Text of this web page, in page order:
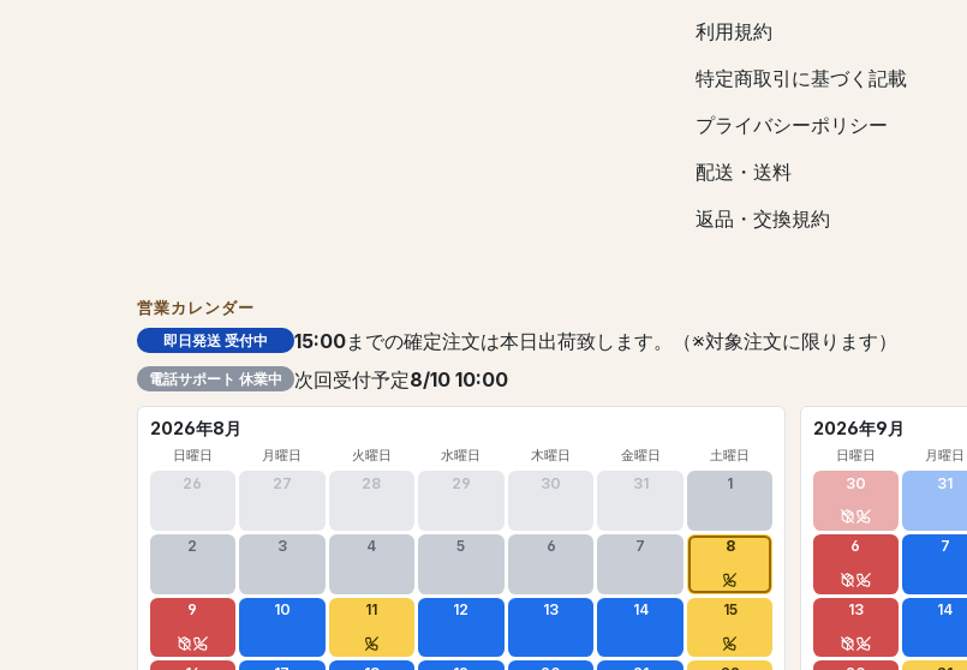
利用規約
特定商取引に基づく記載
プライバシーポリシー
配送・送料
返品・交換規約
営業カレンダー
即日発送 受付中 15:00までの確定注文は本日出荷致します。（※対象注文に限ります）
電話サポート 休業中 次回受付予定8/10 10:00
2026年8月
日曜日 月曜日 火曜日 水曜日 木曜日 金曜日 土曜日
26 27 28 29 30 31 1
2 3 4 5 6 7 8
9 10 11 12 13 14 15
2026年9月
日曜日 月曜日
30 31
6 7
13 14